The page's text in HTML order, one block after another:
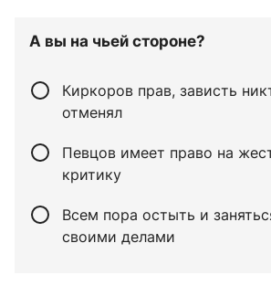
А вы на чьей стороне?
Киркоров прав, зависть
отменял
Певцов имеет право на
критику
Всем пора остыть и
своими делами